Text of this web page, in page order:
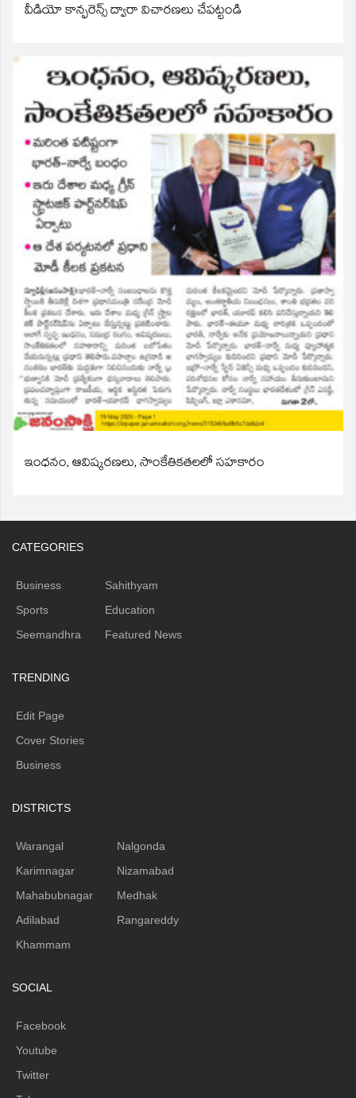
వీడియో కాన్ఫరెన్స్ ద్వారా విచారణలు చేపట్టండి
ఇంధనం, ఆవిష్కరణలు, సాంకేతికతలలో సహకారం
CATEGORIES
Business
Sports
Seemandhra
Sahithyam
Education
Featured News
TRENDING
Edit Page
Cover Stories
Business
DISTRICTS
Warangal
Karimnagar
Mahabubnagar
Adilabad
Khammam
Nalgonda
Nizamabad
Medhak
Rangareddy
SOCIAL
Facebook
Youtube
Twitter